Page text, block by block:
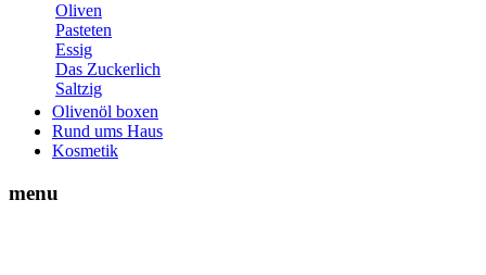
Oliven
Pasteten
Essig
Das Zuckerlich
Saltzig
Olivenöl boxen
Rund ums Haus
Kosmetik
menu